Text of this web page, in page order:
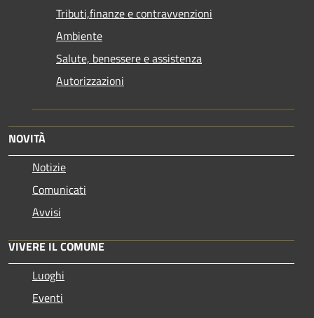
Tributi,finanze e contravvenzioni
Ambiente
Salute, benessere e assistenza
Autorizzazioni
NOVITÀ
Notizie
Comunicati
Avvisi
VIVERE IL COMUNE
Luoghi
Eventi